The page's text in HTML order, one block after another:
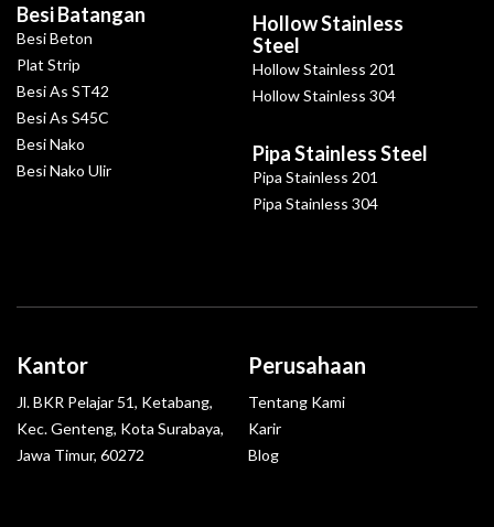
Besi Batangan
Besi Beton
Plat Strip
Besi As ST42
Besi As S45C
Besi Nako
Besi Nako Ulir
Hollow Stainless
Steel
Hollow Stainless 201
Hollow Stainless 304
Pipa Stainless Steel
Pipa Stainless 201
Pipa Stainless 304
Kantor
Jl. BKR Pelajar 51, Ketabang,
Kec. Genteng, Kota Surabaya,
Jawa Timur, 60272
Perusahaan
Tentang Kami
Karir
Blog